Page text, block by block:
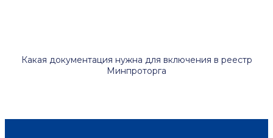
Какая документация нужна для включения в реестр
Минпроторга